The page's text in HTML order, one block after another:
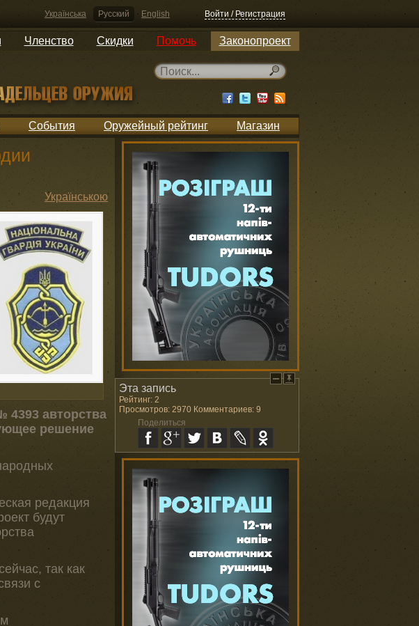
Українська Русский English Войти / Регистрация
Членство Скидки Помочь Законопроект
События Оружейный рейтинг Магазин
Українською
4393 авторства
решение
редакция
будут
так как
с
Эта запись
Рейтинг: 2
Просмотров: 2970 Комментариев: 9
Поделиться